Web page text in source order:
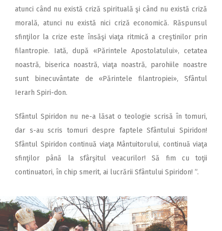
atunci când nu există criză spirituală şi când nu există criză
morală, atunci nu există nici criză economică. Răspunsul
sfinţilor la crize este însăşi viaţa ritmică a creştinilor prin
filantropie. Iată, după «Părintele Apostolatului», cetatea
noastră, biserica noastră, viaţa noastră, parohiile noastre
sunt binecuvântate de «Părintele filantropiei», Sfântul
Ierarh Spiri-don.
Sfântul Spiridon nu ne-a lăsat o teologie scrisă în tomuri,
dar s-au scris tomuri despre faptele Sfântului Spiridon!
Sfântul Spiridon continuă viaţa Mântuitorului, continuă viaţa
sfinţilor până la sfârşitul veacurilor! Să fim cu toţii
continuatori, în chip smerit, ai lucrării Sfântului Spiridon! ”.